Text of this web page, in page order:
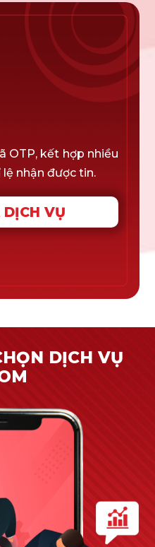
OTP, kết hợp nhiều
nhận được tin.
DỊCH VỤ
DỊCH VỤ